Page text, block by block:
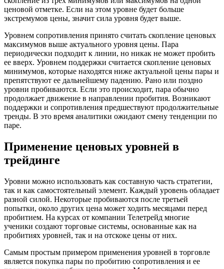
ценовой отметке. Если на этом уровне будет больше
экстремумов цены, значит сила уровня будет выше.
Уровнем сопротивления принято считать скопление ценовых
максимумов выше актуального уровня цены. Пара
периодически подходит к линии, но никак не может пробить
ее вверх. Уровнем поддержки считается скопление ценовых
минимумов, которые находятся ниже актуальной цены пары и
препятствуют ее дальнейшему падению. Рано или поздно
уровни пробиваются. Если это происходит, пара обычно
продолжает движение в направлении пробития. Возникают
поддержки и сопротивления предшествуют продолжительные
тренды. В это время аналитики ожидают смену тенденции по
паре.
Применение ценовых уровней в
трейдинге
Уровни можно использовать как составную часть стратегии,
так и как самостоятельный элемент. Каждый уровень обладает
разной силой. Некоторые пробиваются после третьей
попытки, около других цена может ходить месяцами перед
пробитием. На курсах от компании Телетрейд многие
ученики создают торговые системы, основанные как на
пробитиях уровней, так и на отскоке цены от них.
Самым простым примером применения уровней в торговле
является покупка пары по пробитию сопротивления и ее